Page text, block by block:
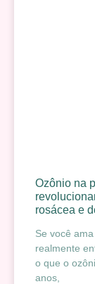
Ozônio na
rosácea e
Se você
realmente
o que o
anos,